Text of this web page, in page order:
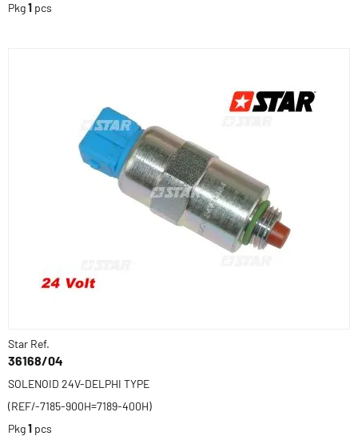
Pkg1 pcs
Star Ref.
36168/04
SOLENOID 24V-DELPHI TYPE
(REF/-7185-900H=7189-400H)
Pkg1 pcs